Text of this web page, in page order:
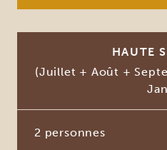
HAUTE
(Juillet + Août +
2 personnes